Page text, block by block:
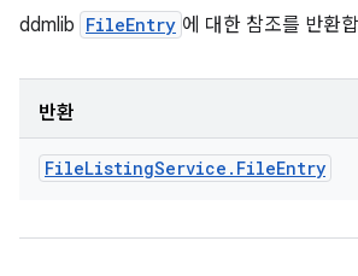
ddmlib FileEntry 에 대한 참조를 반환
반환
FileListingService . FileEntry